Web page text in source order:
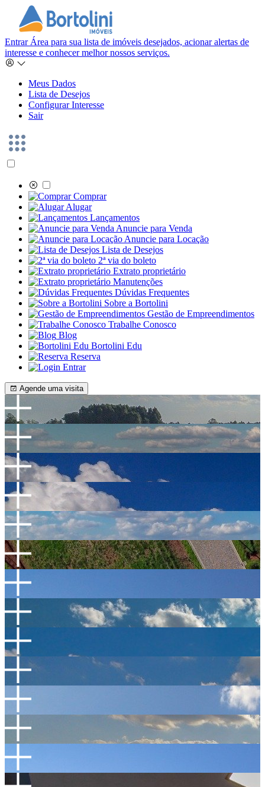
Entrar Área para sua lista de imóveis desejados, acionar alertas de
interesse e conhecer melhor nossos serviços.
Meus Dados
Lista de Desejos
Configurar Interesse
Sair
Comprar
Alugar
Lançamentos
Anuncie para Venda
Anuncie para Locação
Lista de Desejos
2ª via do boleto
Extrato proprietário
Manutenções
Dúvidas Frequentes
Sobre a Bortolini
Gestão de Empreendimentos
Trabalhe Conosco
Blog
Bortolini Edu
Reserva
Entrar
Agende uma visita